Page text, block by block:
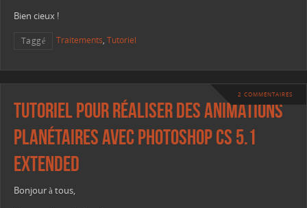
Bien cieux !
Taggé Traitements,Tutoriel
2 COMMENTAIRES
Tutoriel pour réaliser des animations
planétaires avec Photoshop CS 5.1
Extended
Bonjour à tous,